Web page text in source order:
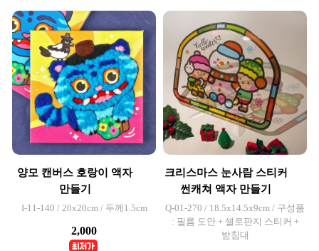
양모 캔버스 호랑이 액자
만들기
I-11-140 / 20x20cm / 두께1.5cm
2,000
크리스마스 눈사람 스티커
썬캐쳐 액자 만들기
Q-01-270 / 18.5x14.5x9cm / 구성품
: 필름 도안 + 셀로판지 스티커 +
받침대